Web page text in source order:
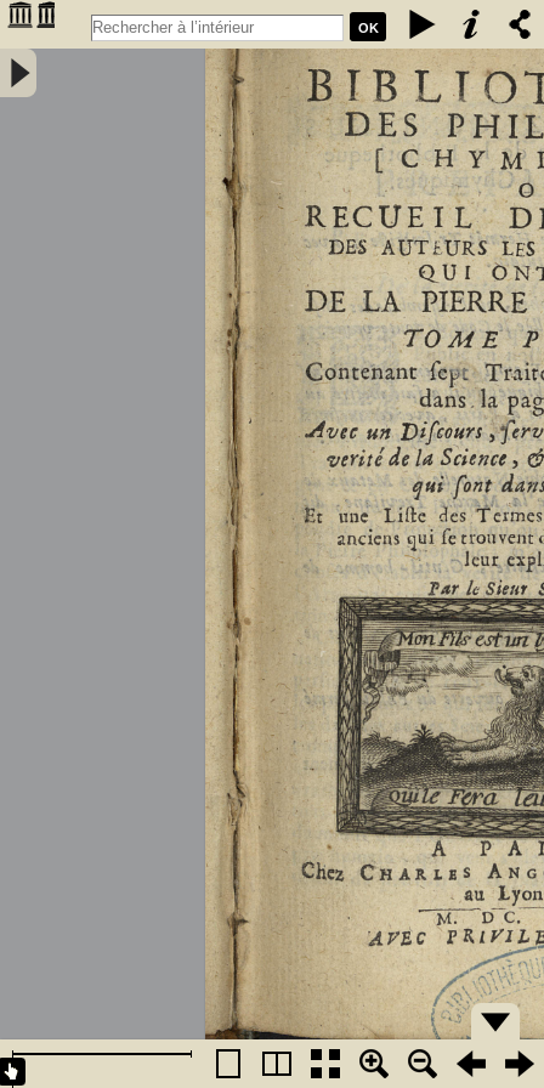
OK
Bibliothèque des philosophes [chymiques,] ou Recueil des oeuvres
des auteurs les plus approuvez qui ont écrit de la pierre philosophale.
Tome premier, contenant sept traitez... avec un discours, servant de
préface... et une liste des termes de l'art, & des mots anciens qui se
trouvent dans ces traitez... par le sieur S.D.E.M. - Salmon, William